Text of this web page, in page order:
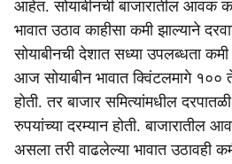
आहेत. सोयाबीनची बाजारातील आवक
भावात उठाव काहीसा कमी झाल्याने
सोयाबीनची देशात सध्या उपलब्धता
आज सोयाबीन भावात क्विंटलमागे १००
होती. तर बाजार समित्यांमधील
रुपयांच्या दरम्यान होती. बाजारातील
असला तरी वाढलेल्या भावात उठावही